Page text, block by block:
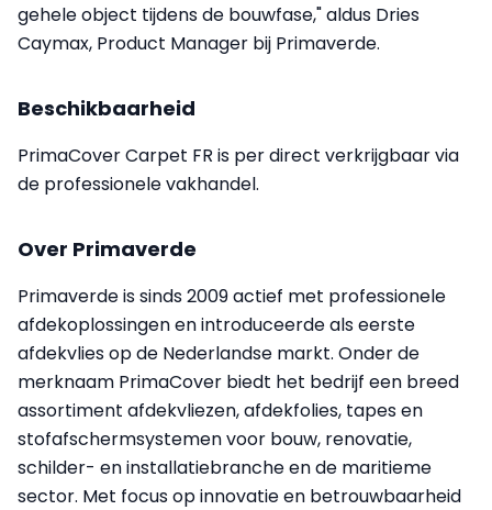
gehele object tijdens de bouwfase," aldus Dries
Caymax, Product Manager bij Primaverde.
Beschikbaarheid
PrimaCover Carpet FR is per direct verkrijgbaar via
de professionele vakhandel.
Over Primaverde
Primaverde is sinds 2009 actief met professionele
afdekoplossingen en introduceerde als eerste
afdekvlies op de Nederlandse markt. Onder de
merknaam PrimaCover biedt het bedrijf een breed
assortiment afdekvliezen, afdekfolies, tapes en
stofafschermsystemen voor bouw, renovatie,
schilder- en installatiebranche en de maritieme
sector. Met focus op innovatie en betrouwbaarheid